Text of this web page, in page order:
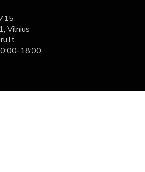
Vilnius